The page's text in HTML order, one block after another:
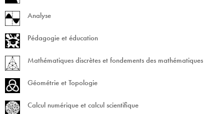
Analyse
Pédagogie et éducation
Mathématiques discrètes et fondements des mathématiques
Géométrie et Topologie
Calcul numérique et calcul scientifique